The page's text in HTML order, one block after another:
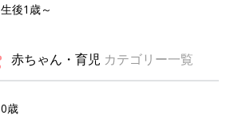
生後1歳～
赤ちゃん・育児 カテゴリー一覧
0歳